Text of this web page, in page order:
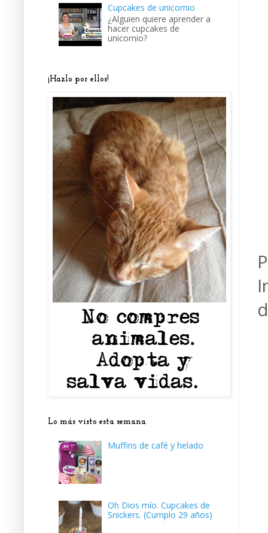
Cupcakes de unicornio
¿Alguien quiere aprender a
hacer cupcakes de
unicornio?
¡Hazlo por ellos!
Lo más visto esta semana
Muffins de café y helado
Oh Dios mío. Cupcakes de
Snickers. (Cumplo 29 años)